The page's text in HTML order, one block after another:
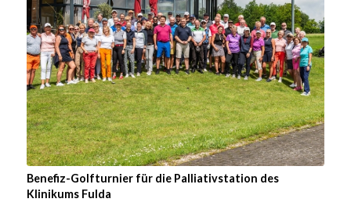
Benefiz-Golfturnier für die Palliativstation des
Klinikums Fulda